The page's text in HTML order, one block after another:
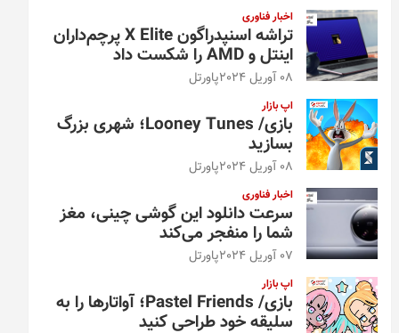
اخبار فناوری
تراشه اسنپدراگون X Elite پرچم‌داران
اینتل و AMD را شکست داد
08 آوریل 2024 پاورتل
اپ بازار
بازی/ Looney Tunes؛ شهری بزرگ
بسازید
08 آوریل 2024 پاورتل
اخبار فناوری
سرعت دانلود این گوشی چینی، مغز
شما را منفجر می‌کند
07 آوریل 2024 پاورتل
اپ بازار
بازی/ Pastel Friends؛ آواتارها را به
سلیقه خود طراحی کنید